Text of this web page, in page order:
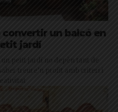
convertir un balcó en
jardí
petit jardí no depèn tant de
treure’n profit amb criteri i